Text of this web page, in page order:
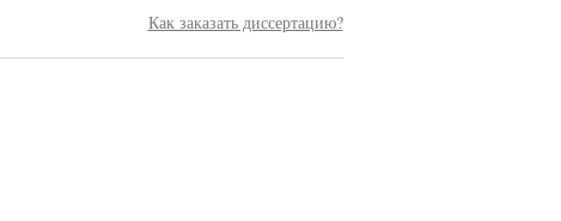
Как заказать диссертацию?